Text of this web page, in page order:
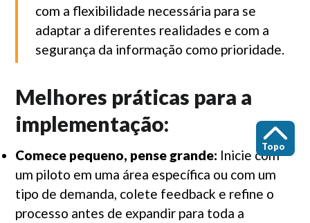
Topo
com a flexibilidade necessária para se
adaptar a diferentes realidades e com a
segurança da informação como prioridade.
Melhores práticas para a
implementação:
Comece pequeno, pense grande: Inicie com
um piloto em uma área específica ou com um
tipo de demanda, colete feedback e refine o
processo antes de expandir para toda a